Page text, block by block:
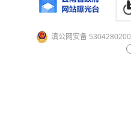
滇公网安备